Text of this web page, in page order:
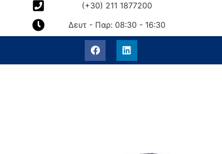
(+30) 211 1877200
Δευτ - Παρ: 08:30 - 16:30